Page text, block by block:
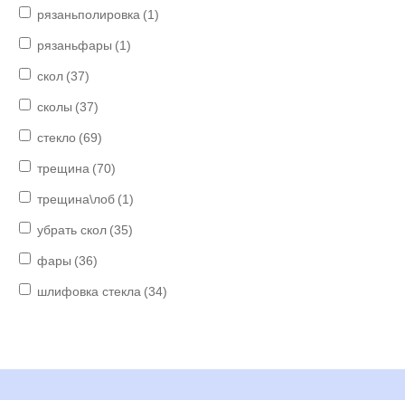
рязаньполировка (1)
рязаньфары (1)
скол (37)
сколы (37)
стекло (69)
трещина (70)
трещина\лоб (1)
убрать скол (35)
фары (36)
шлифовка стекла (34)